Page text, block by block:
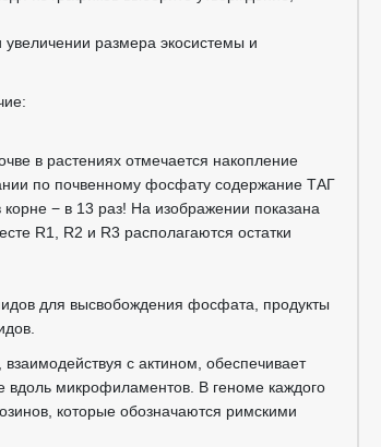
размера экосистемы и
в растениях отмечается накопление
по почвенному фосфату содержание ТАГ
− в 13 раз! На изображении показана
R1, R2 и R3 располагаются остатки
для высвобождения фосфата, продукты
с актином, обеспечивает
вдоль микрофиламентов. В геноме каждого
которые обозначаются римскими